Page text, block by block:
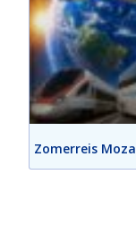
Zomerreis